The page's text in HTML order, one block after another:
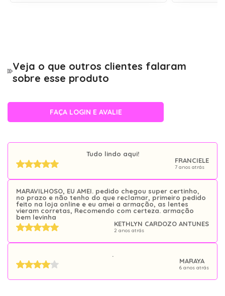
Se você busca um modelo de óculos resistente e
bem levinho o modelo Jasmine é o mais indicado.
ser linda e super estilosa.
Veja o que outros clientes falaram
sobre esse produto
FAÇA LOGIN E AVALIE
Tudo lindo aqui!
FRANCIELE
7 anos atrás
MARAVILHOSO, EU AMEI. pedido chegou super certinho,
no prazo e não tenho do que reclamar, primeiro pedido
feito na loja online e eu amei a armação, as lentes
vieram corretas, Recomendo com certeza. armação
bem levinha
KETHLYN CARDOZO ANTUNES
2 anos atrás
.
MARAYA
6 anos atrás